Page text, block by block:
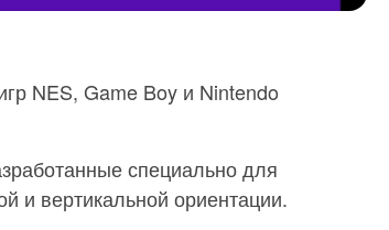
NES, Game Boy и Nintendo
специально для
и вертикальной ориентации.